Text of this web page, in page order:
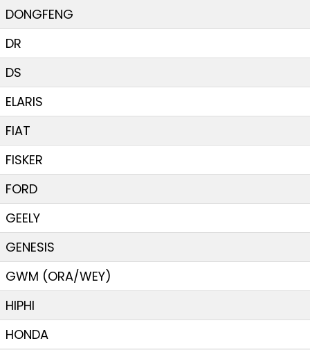
DONGFENG
DR
DS
ELARIS
FIAT
FISKER
FORD
GEELY
GENESIS
GWM (ORA/WEY)
HIPHI
HONDA